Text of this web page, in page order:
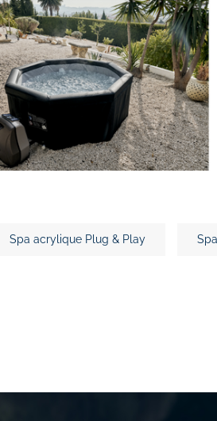
Spa acrylique Plug & Play